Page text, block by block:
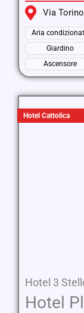
Via
Aria
Giardino
Ascensore
Hotel Cattolica
Hotel 3
Hotel